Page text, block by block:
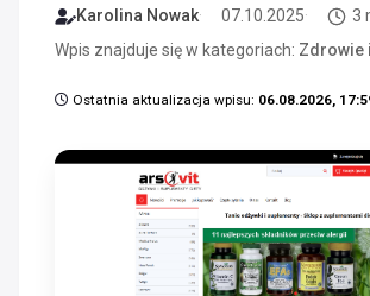
Karolina Nowak 07.10.2025
3
Wpis znajduje się w kategoriach: Zdrowie
Ostatnia aktualizacja wpisu: 06.08.2026,